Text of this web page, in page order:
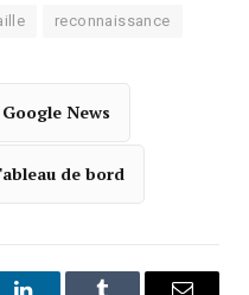
reconnaissance
News
de bord